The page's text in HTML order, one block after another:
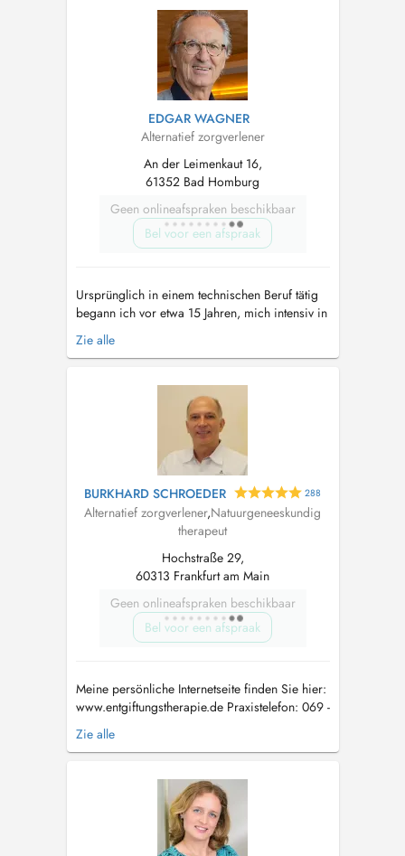
Erteilung der gesetzlichen Erlaubnis im Januar
2007 in Köln gründete ich ans...
EDGAR WAGNER
Alternatief zorgverlener
An der Leimenkaut 16,
61352 Bad Homburg
Geen onlineafspraken beschikbaar
Bel voor een afspraak
Ursprünglich in einem technischen Beruf tätig
begann ich vor etwa 15 Jahren, mich intensiv in
naturheilkundliche Verfahren einzuarbeiten und
zum Heilpraktiker ausbilden zu lassen. Nach
Erteilung der gesetzlichen Erlaubnis im Januar
2007 in Köln gründete ich ans...
Zie alle
BURKHARD SCHROEDER 288
Alternatief zorgverlener,Natuurgeneeskundig
therapeut
Hochstraße 29,
60313 Frankfurt am Main
Geen onlineafspraken beschikbaar
Bel voor een afspraak
Meine persönliche Internetseite finden Sie hier:
www.entgiftungstherapie.de Praxistelefon: 069 -
380 79 58 79 Bitte ggf. Nachricht auf dem AB
hinterlassen, dann rufen wir baldmöglichst
Zie alle